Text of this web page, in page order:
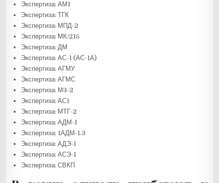
Экспертиза: АМ1
Экспертиза: ТГК
Экспертиза: МПД-2
Экспертиза: МК/215
Экспертиза: ДМ
Экспертиза: АС-1 (АС-1А)
Экспертиза: АГМУ
Экспертиза: АГМС
Экспертиза: М3-2
Экспертиза: АС1
Экспертиза: МТГ-2
Экспертиза: АДМ-1
Экспертиза: 1АДМ-1.3
Экспертиза: АДЭ-1
Экспертиза: АСЭ-1
Экспертиза: СВКП